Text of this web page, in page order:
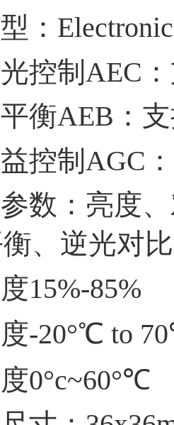
：
控制AEC
衡AEB：
控制AGC
数：亮度
、逆光对
15%-85%
-20°℃ to
0°c~60°℃